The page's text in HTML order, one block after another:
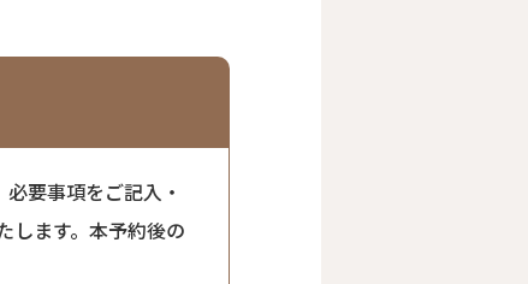
要事項をご記入・
します。本予約後の